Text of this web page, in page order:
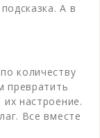
А в
количеству
превратить
настроение.
Все вместе